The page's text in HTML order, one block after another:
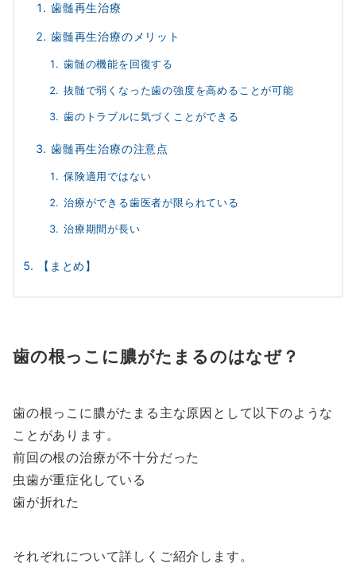
歯髄再生治療
歯髄再生治療のメリット
歯髄の機能を回復する
抜髄で弱くなった歯の強度を高めることが可能
歯のトラブルに気づくことができる
歯髄再生治療の注意点
保険適用ではない
治療ができる歯医者が限られている
治療期間が長い
【まとめ】
歯の根っこに膿がたまるのはなぜ？
歯の根っこに膿がたまる主な原因として以下のような
ことがあります。
前回の根の治療が不十分だった
虫歯が重症化している
歯が折れた
それぞれについて詳しくご紹介します。